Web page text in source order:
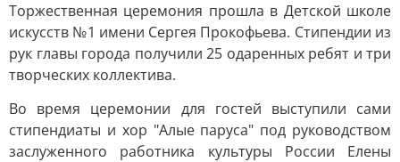
Торжественная церемония прошла в Детской школе
искусств №1 имени Сергея Прокофьева. Стипендии из
рук главы города получили 25 одаренных ребят и три
творческих коллектива.
Во время церемонии для гостей выступили сами
стипендиаты и хор "Алые паруса" под руководством
заслуженного работника культуры России Елены